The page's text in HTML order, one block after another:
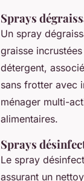
Sprays
Un spray
graisse
détergent,
sans frotter avec
ménager multi-
alimentaires.
Sprays
Le spray
assurant un